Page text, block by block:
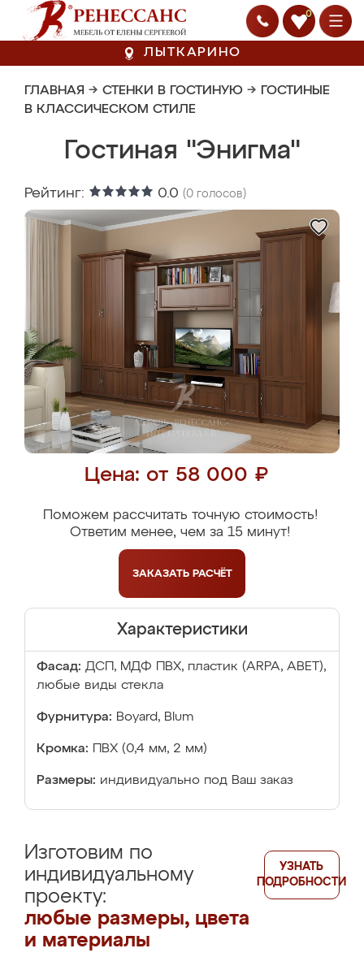
0
ЛЫТКАРИНО
ГЛАВНАЯ → СТЕНКИ В ГОСТИНУЮ → ГОСТИНЫЕ
В КЛАССИЧЕСКОМ СТИЛЕ
Гостиная "Энигма"
Рейтинг: 0.0 (0 голосов)
Цена: от 58 000 ₽
Поможем рассчитать точную стоимость!
Ответим менее, чем за 15 минут!
ЗАКАЗАТЬ РАСЧЁТ
Характеристики
Фасад: ДСП, МДФ ПВХ, пластик (ARPA, ABET),
любые виды стекла
Фурнитура: Boyard, Blum
Кромка: ПВХ (0,4 мм, 2 мм)
Размеры: индивидуально под Ваш заказ
Изготовим по
индивидуальному
проекту:
любые размеры, цвета
и материалы
УЗНАТЬ
ПОДРОБНОСТИ